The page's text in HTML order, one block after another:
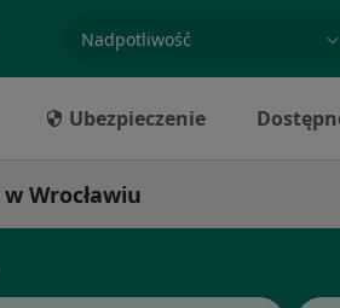
specjalizacja, badanie lub
Ubezpieczenie
Wrocławiu